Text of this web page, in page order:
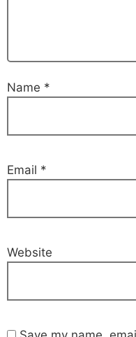
Name *
Email *
Website